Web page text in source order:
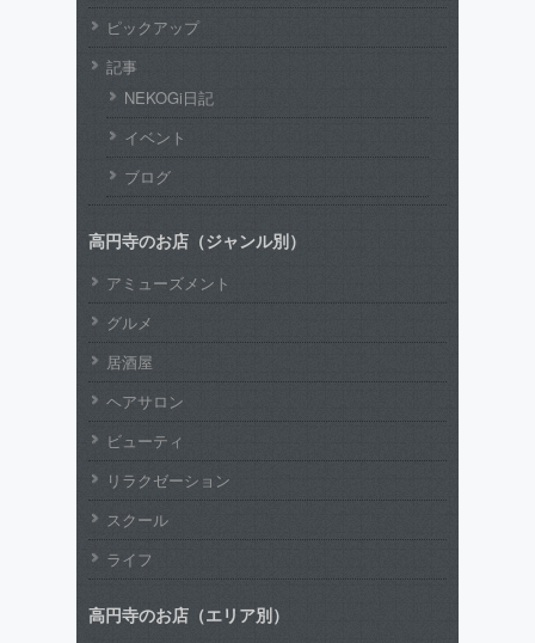
ピックアップ
記事
NEKOGi日記
イベント
ブログ
高円寺のお店（ジャンル別）
アミューズメント
グルメ
居酒屋
ヘアサロン
ビューティ
リラクゼーション
スクール
ライフ
高円寺のお店（エリア別）